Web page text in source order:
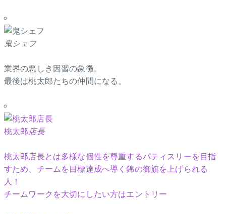
鬼シェフ
業界の悪しき因習の象徴。
最後は桃太郎たちの仲間になる。
桃太郎店長
桃太郎店長とは多様な個性を尊重するパティスリーを目指
すため、チームを目標達成へ導く錦の御旗を上げられる
人！
チームワークを大切にしたい方はエントリー